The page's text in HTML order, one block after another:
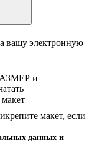
вашу электронную
и
макет, если
данных и